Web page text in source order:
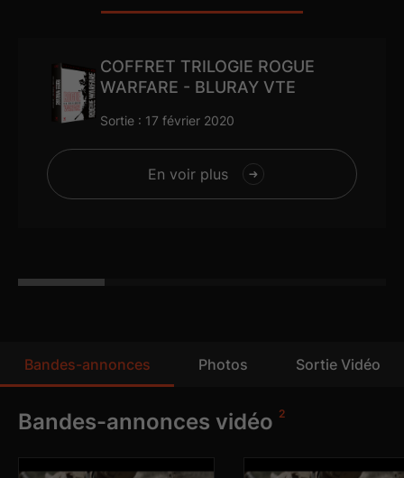
COFFRET TRILOGIE ROGUE
WARFARE - BLURAY VTE
Sortie : 17 février 2020
En voir plus
Bandes-annonces Photos Sortie Vidéo
Bandes-annonces vidéo 2
Photos
Dvd 6